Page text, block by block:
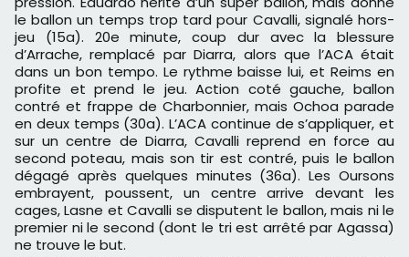
le ballon un temps trop tard pour Cavalli, signalé hors-
jeu (15a). 20e minute, coup dur avec la blessure
d’Arrache, remplacé par Diarra, alors que l’ACA était
dans un bon tempo. Le rythme baisse lui, et Reims en
profite et prend le jeu. Action coté gauche, ballon
contré et frappe de Charbonnier, mais Ochoa parade
en deux temps (30a). L’ACA continue de s’appliquer, et
sur un centre de Diarra, Cavalli reprend en force au
second poteau, mais son tir est contré, puis le ballon
dégagé après quelques minutes (36a). Les Oursons
embrayent, poussent, un centre arrive devant les
cages, Lasne et Cavalli se disputent le ballon, mais ni le
premier ni le second (dont le tri est arrêté par Agassa)
ne trouve le but.